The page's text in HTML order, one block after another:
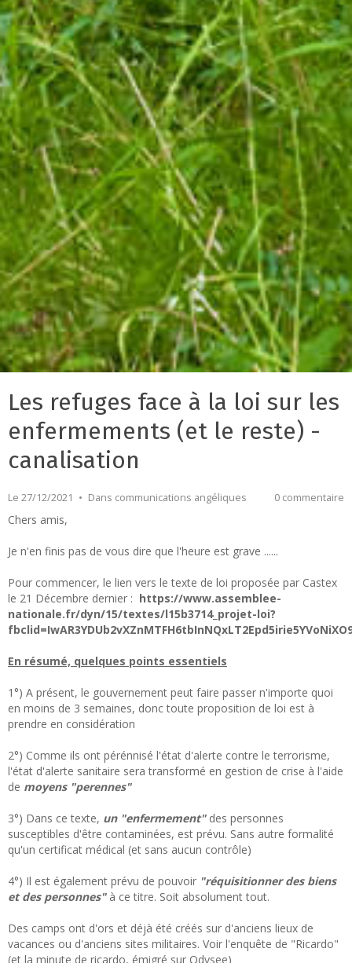
Les refuges face à la loi sur les
enfermements (et le reste) -
canalisation
Le 27/12/2021 Dans communications angéliques 0 commentaire
Chers amis,
Je n'en finis pas de vous dire que l'heure est grave ......
Pour commencer, le lien vers le texte de loi proposée par Castex
le 21 Décembre dernier : https://www.assemblee-
nationale.fr/dyn/15/textes/l15b3714_projet-loi?
En résumé, quelques points essentiels
1°) A présent, le gouvernement peut faire passer n'importe quoi
en moins de 3 semaines, donc toute proposition de loi est à
prendre en considération
2°) Comme ils ont pérénnisé l'état d'alerte contre le terrorisme,
l'état d'alerte sanitaire sera transformé en gestion de crise à l'aide
de moyens "perennes"
3°) Dans ce texte, un "enfermement" des personnes
susceptibles d'être contaminées, est prévu. Sans autre formalité
qu'un certificat médical (et sans aucun contrôle)
4°) Il est également prévu de pouvoir "réquisitionner des biens
et des personnes"à ce titre. Soit absolument tout.
Des camps ont d'ors et déjà été créés sur d'anciens lieux de
vacances ou d'anciens sites militaires. Voir l'enquête de "Ricardo"
(et la minute de ricardo, émigré sur Odysee)